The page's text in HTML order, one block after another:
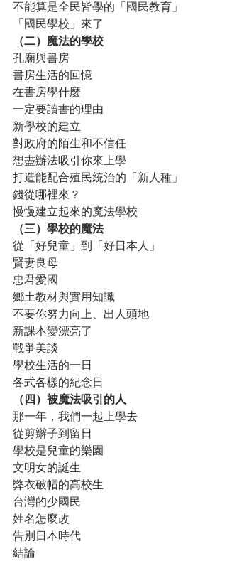
不能算是全民皆學的「國民教育」
「國民學校」來了
（二）魔法的學校
孔廟與書房
書房生活的回憶
在書房學什麼
一定要讀書的理由
新學校的建立
對政府的陌生和不信任
想盡辦法吸引你來上學
打造能配合殖民統治的「新人種」
錢從哪裡來？
慢慢建立起來的魔法學校
（三）學校的魔法
從「好兒童」到「好日本人」
賢妻良母
忠君愛國
鄉土教材與實用知識
不要你努力向上、出人頭地
新課本變漂亮了
戰爭美談
學校生活的一日
各式各樣的紀念日
（四）被魔法吸引的人
那一年，我們一起上學去
從剪辮子到留日
學校是兒童的樂園
文明女的誕生
弊衣破帽的高校生
台灣的少國民
姓名怎麼改
告別日本時代
結論